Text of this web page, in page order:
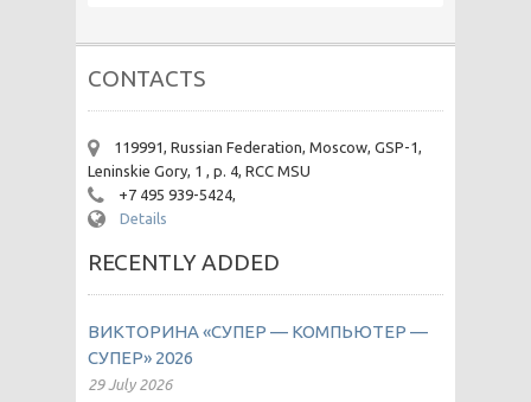
CONTACTS
119991, Russian Federation, Moscow, GSP-1,
Leninskie Gory, 1 , p. 4, RCC MSU
+7 495 939-5424,
Details
RECENTLY ADDED
ВИКТОРИНА «СУПЕР — КОМПЬЮТЕР —
СУПЕР» 2026
29 July 2026